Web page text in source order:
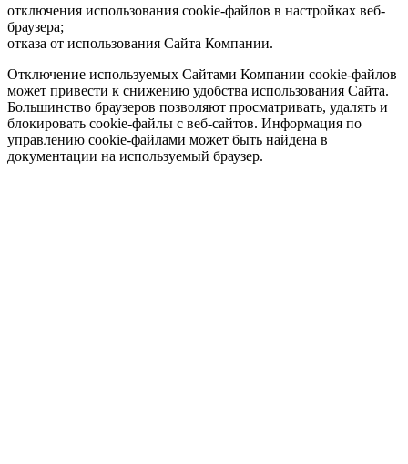
отключения использования cookie-файлов в настройках веб-
браузера;
отказа от использования Сайта Компании.
Отключение используемых Сайтами Компании cookie-файлов
может привести к снижению удобства использования Сайта.
Большинство браузеров позволяют просматривать, удалять и
блокировать cookie-файлы c веб-сайтов. Информация по
управлению cookie-файлами может быть найдена в
документации на используемый браузер.